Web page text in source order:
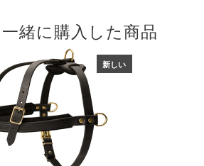
緒に購入した商品
新しい